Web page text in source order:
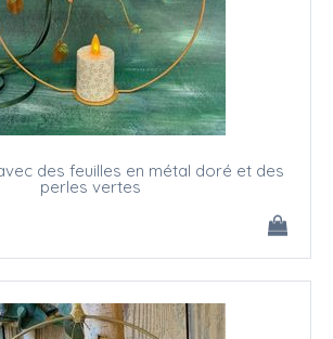
des feuilles en métal doré et des
perles vertes